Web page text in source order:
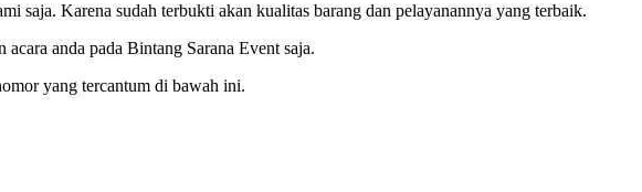
saja. Karena sudah terbukti akan kualitas barang dan pelayanannya yang terbaik.
anda pada Bintang Sarana Event saja.
yang tercantum di bawah ini.